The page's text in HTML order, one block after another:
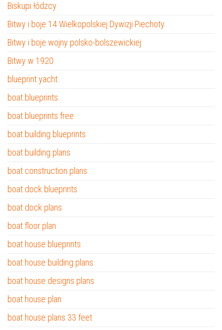
Biskupi łódzcy
Bitwy i boje 14 Wielkopolskiej Dywizji Piechoty
Bitwy i boje wojny polsko-bolszewickiej
Bitwy w 1920
blueprint yacht
boat blueprints
boat blueprints free
boat building blueprints
boat building plans
boat construction plans
boat dock blueprints
boat dock plans
boat floor plan
boat house blueprints
boat house building plans
boat house designs plans
boat house plan
boat house plans 33 feet